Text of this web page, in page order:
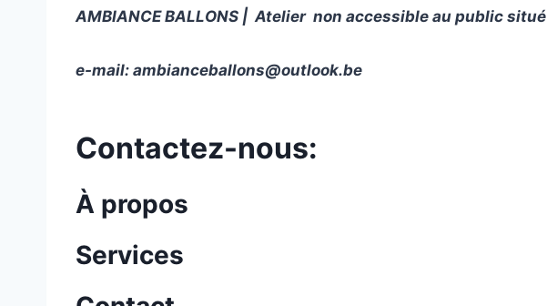
AMBIANCE BALLONS | Atelier non accessible au public
e-mail: ambianceballons@outlook.be
Contactez-nous:
À propos
Services